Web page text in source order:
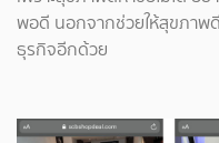
พอดี นอกจากช่วยให้สุขภาพดี
ธุรกิจอีกด้วย